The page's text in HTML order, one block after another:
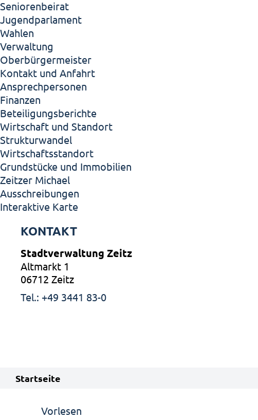
Seniorenbeirat
Jugendparlament
Wahlen
Verwaltung
Oberbürgermeister
Kontakt und Anfahrt
Ansprechpersonen
Finanzen
Beteiligungsberichte
Wirtschaft und Standort
Strukturwandel
Wirtschaftsstandort
Grundstücke und Immobilien
Zeitzer Michael
Ausschreibungen
Interaktive Karte
KONTAKT
Stadtverwaltung Zeitz
Altmarkt 1
06712 Zeitz
Tel.: +49 3441 83-0
Startseite
Vorlesen